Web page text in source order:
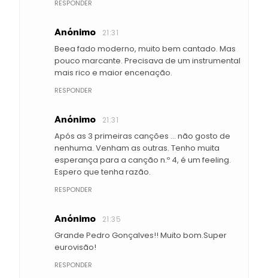
RESPONDER
Anónimo 21:31
Beea fado moderno, muito bem cantado. Mas
pouco marcante. Precisava de um instrumental
mais rico e maior encenação.
RESPONDER
Anónimo 21:31
Após as 3 primeiras canções ... não gosto de
nenhuma. Venham as outras. Tenho muita
esperança para a canção n.º 4, é um feeling.
Espero que tenha razão.
RESPONDER
Anónimo 21:35
Grande Pedro Gonçalves!! Muito bom.Super
eurovisão!
RESPONDER